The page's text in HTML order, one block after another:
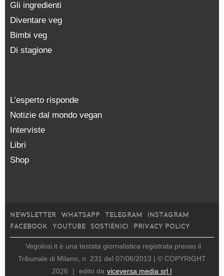
Gli ingredienti
Diventare veg
Bimbi veg
Di stagione
L’esperto risponde
Notizie dal mondo vegan
Interviste
Libri
Shop
NEWSLETTER WHATSAPP TELEGRAM
INSTAGRAM
FACEBOOK
YOUTUBE SOSTIENICI PRIVACY POLICY
Vegolosi.it è una testata giornalistica registrata presso il
Tribunale di Milano, n. 231 del 07/06/2013 | © COPYRIGHT
2026
| edito da viceversa media srl |